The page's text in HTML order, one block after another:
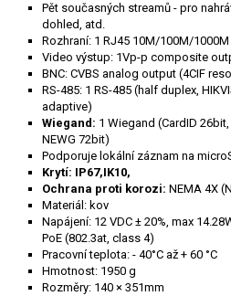
Pět současných streamů - pro
dohled, atd.
Rozhraní: 1 RJ45 10M/100M/
Video výstup: 1Vp-p composite
BNC: CVBS analog output (4CIF
RS-485: 1 RS-485 (half duplex,
adaptive)
Wiegand: 1 Wiegand (CardID
NEWG 72bit)
Podporuje lokální záznam na
Krytí: IP67,IK10,
Ochrana proti korozi: NEMA 4X
Materiál: kov
Napájení: 12 VDC ± 20%, max
PoE (802.3at, class 4)
Pracovní teplota: - 40°C až + 60 °C
Hmotnost: 1950 g
Rozměry: 140 × 351mm